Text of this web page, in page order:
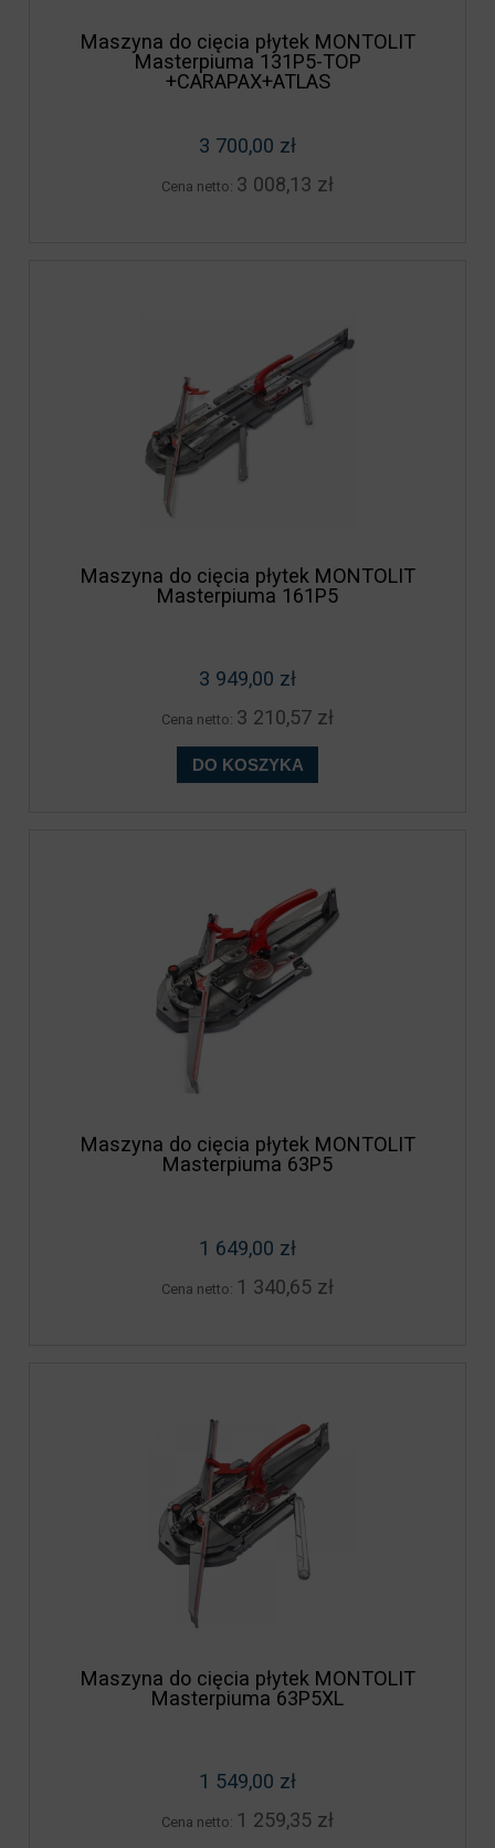
Maszyna do cięcia płytek MONTOLIT
Masterpiuma 131P5-TOP
+CARAPAX+ATLAS
3 700,00 zł
Cena netto: 3 008,13 zł
Maszyna do cięcia płytek MONTOLIT
Masterpiuma 161P5
3 949,00 zł
Cena netto: 3 210,57 zł
DO KOSZYKA
Maszyna do cięcia płytek MONTOLIT
Masterpiuma 63P5
1 649,00 zł
Cena netto: 1 340,65 zł
Maszyna do cięcia płytek MONTOLIT
Masterpiuma 63P5XL
1 549,00 zł
Cena netto: 1 259,35 zł